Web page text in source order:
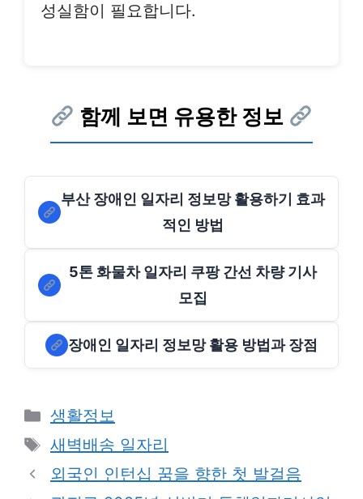
성실함이 필요합니다.
함께 보면 유용한 정보
부산 장애인 일자리 정보망 활용하기 효과
적인 방법
5톤 화물차 일자리 쿠팡 간선 차량 기사
모집
장애인 일자리 정보망 활용 방법과 장점
Categories
생활정보
Tags
새벽배송 일자리
외국인 인턴십 꿈을 향한 첫 발걸음